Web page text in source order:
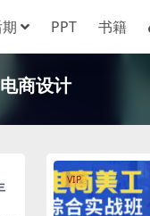
PPT 书籍
电商设计
VIP